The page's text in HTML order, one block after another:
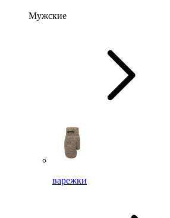
Мужские
варежки